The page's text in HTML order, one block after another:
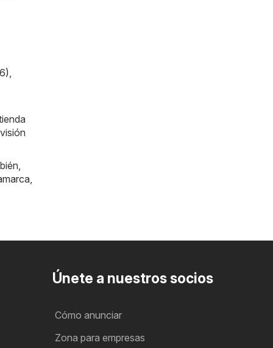
Únete a nuestros socios
Cómo anunciar
Zona para empresas